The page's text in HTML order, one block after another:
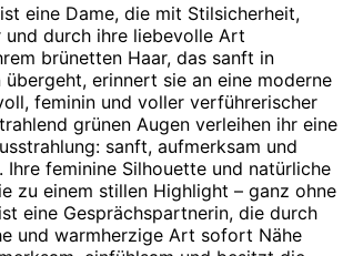
eine Dame, die mit Stilsicherheit,
durch ihre liebevolle Art
brünetten Haar, das sanft in
erinnert sie an eine moderne
feminin und voller verführerischer
grünen Augen verleihen ihr eine
sanft, aufmerksam und
Ihre feminine Silhouette und natürliche
zu einem stillen Highlight – ganz ohne
eine Gesprächspartnerin, die durch
und warmherzige Art sofort Nähe